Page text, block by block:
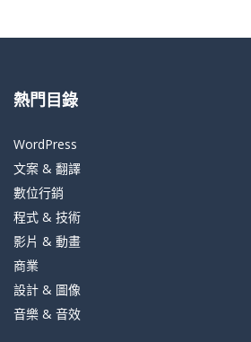
熱門目錄
WordPress
文案 & 翻譯
數位行銷
程式 & 技術
影片 & 動畫
商業
設計 & 圖像
音樂 & 音效